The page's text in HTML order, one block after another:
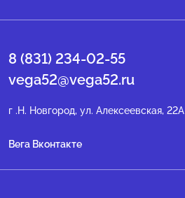
8 (831) 234-02-55
vega52@vega52.ru
г .Н. Новгород, ул. Алексеевская, 22А
Вега Вконтакте